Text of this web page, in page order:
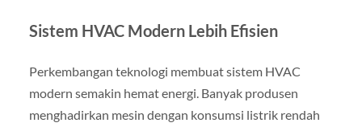
Sistem HVAC Modern Lebih Efisien
Perkembangan teknologi membuat sistem HVAC
modern semakin hemat energi. Banyak produsen
menghadirkan mesin dengan konsumsi listrik rendah